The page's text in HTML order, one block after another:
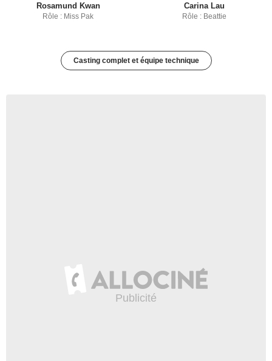
Rosamund Kwan
Rôle : Miss Pak
Carina Lau
Rôle : Beattie
Casting complet et équipe technique